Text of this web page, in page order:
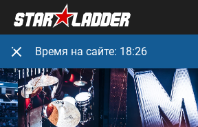
Время на сайте: 18:26